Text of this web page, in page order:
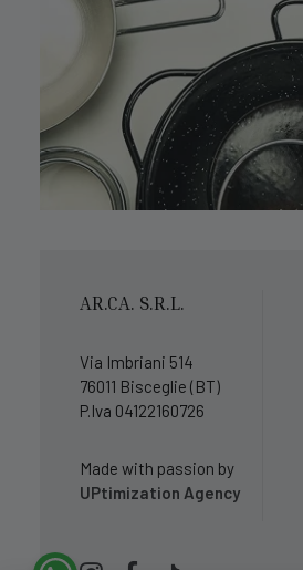
AR.CA. S.R.L.
Via Imbriani 514
76011 Bisceglie (BT)
P.Iva 04122160726
Made with passion by
UPtimization Agency